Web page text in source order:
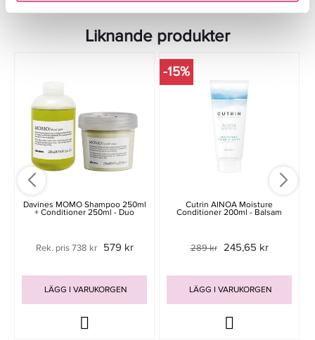
Liknande produkter
Davines MOMO Shampoo 250ml
+ Conditioner 250ml - Duo
Rek. pris 738 kr 579 kr
LÄGG I VARUKORGEN
-15%
Cutrin AINOA Moisture
Conditioner 200ml - Balsam
289 kr 245,65 kr
LÄGG I VARUKORGEN